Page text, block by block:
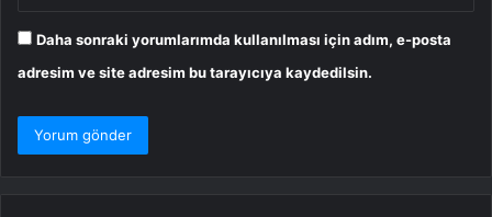
Daha sonraki yorumlarımda kullanılması için adım, e-posta
adresim ve site adresim bu tarayıcıya kaydedilsin.